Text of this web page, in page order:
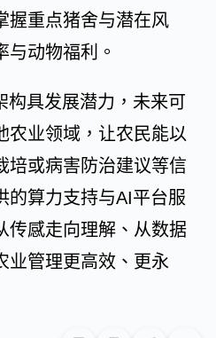
握重点猪舍与潜在风
与动物福利。
构具发展潜力，未来可
农业领域，让农民能以
培或病害防治建议等信
的算力支持与AI平台服
传感走向理解、从数据
业管理更高效、更永